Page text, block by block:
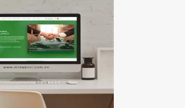
thiết kế chuẩn SEO